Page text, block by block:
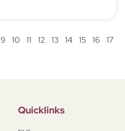
9 10 11 12 13 14 15 16 17
Quicklinks